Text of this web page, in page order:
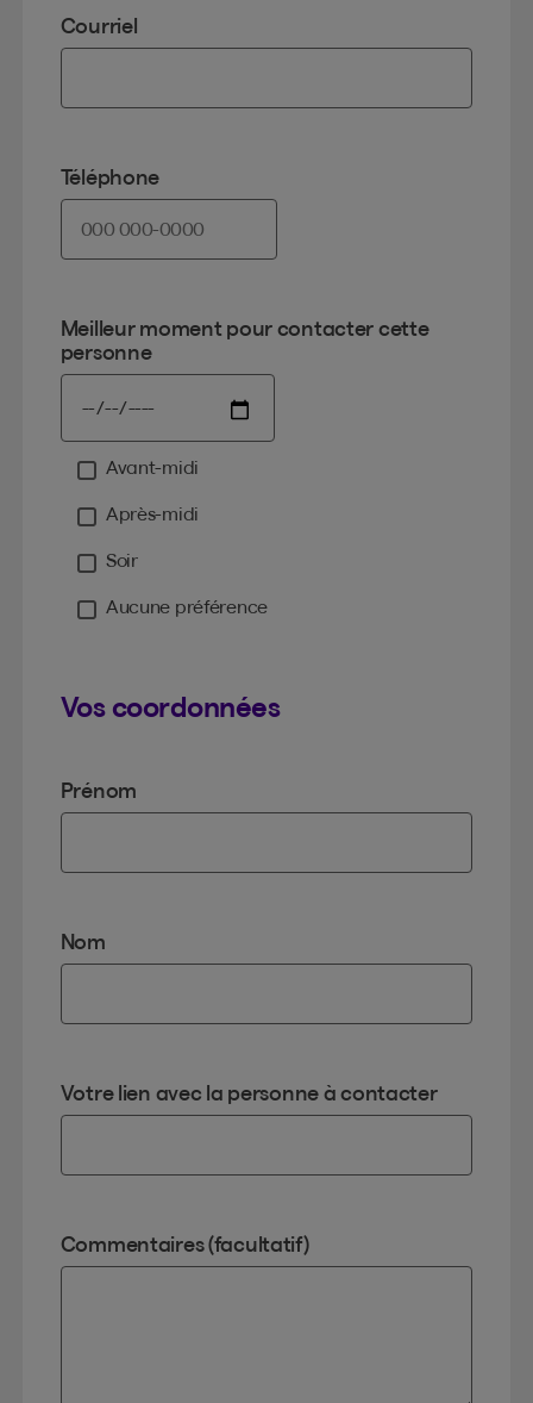
Courriel
Téléphone
Meilleur moment pour contacter cette
personne
Avant-midi
Après-midi
Soir
Aucune préférence
Vos coordonnées
Prénom
Nom
Votre lien avec la personne à contacter
Commentaires (facultatif)